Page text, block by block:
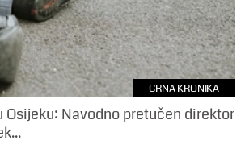
CRNA KRONIKA
Osijeku: Navodno pretučen direktor